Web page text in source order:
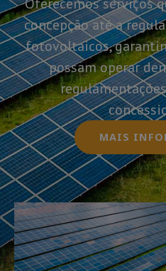
concepção até a
fotovoltaicos,
possam operar
MAIS